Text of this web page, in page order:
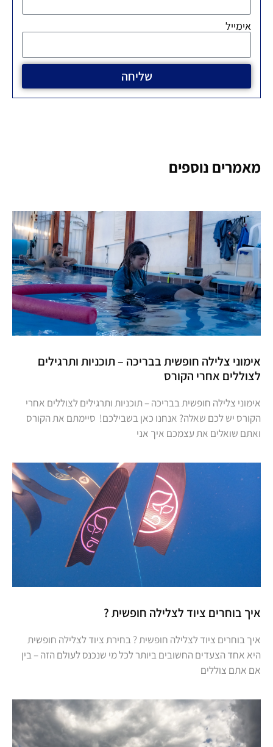
אימייל
שליחה
מאמרים נוספים
אימוני צלילה חופשית בבריכה – תוכניות ותרגילים
לצוללים אחרי הקורס
אימוני צלילה חופשית בבריכה – תוכניות ותרגילים לצוללים אחרי
הקורס יש לכם שאלה? אנחנו כאן בשבילכם! סיימתם את הקורס
ואתם שואלים את עצמכם איך אני
איך בוחרים ציוד לצלילה חופשית ?
איך בוחרים ציוד לצלילה חופשית ? בחירת ציוד לצלילה חופשית
היא אחד הצעדים החשובים ביותר לכל מי שנכנס לעולם הזה – בין
אם אתם צוללים